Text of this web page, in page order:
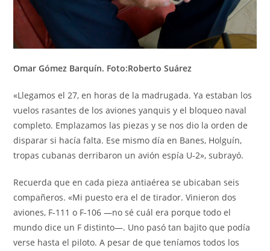
Omar Gómez Barquín. Foto:Roberto Suárez
«Llegamos el 27, en horas de la madrugada. Ya estaban los
vuelos rasantes de los aviones yanquis y el bloqueo naval
completo. Emplazamos las piezas y se nos dio la orden de
disparar si hacía falta. Ese mismo día en Banes, Holguín,
tropas cubanas derribaron un avión espía U-2», subrayó.
Recuerda que en cada pieza antiaérea se ubicaban seis
compañeros. «Mi puesto era el de tirador. Vinieron dos
aviones, F-111 o F-106 —no sé cuál era porque todo el
mundo dice un F distinto—. Uno pasó tan bajito que podía
verse hasta el piloto. A pesar de que teníamos todos los